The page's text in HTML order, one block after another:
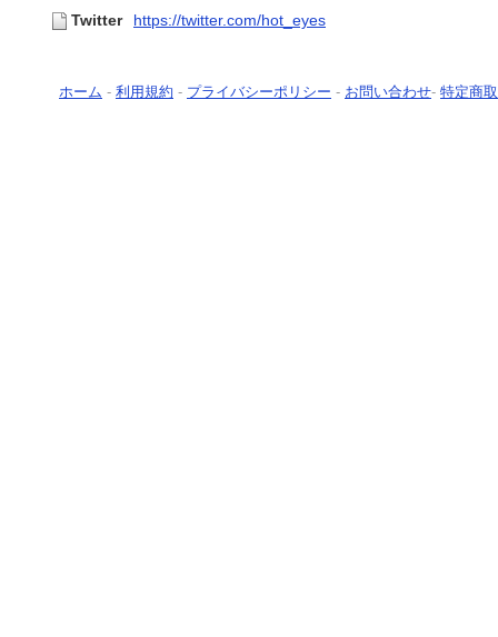
Twitter
https://twitter.com/hot_eyes
ホーム - 利用規約 - プライバシーポリシー - お問い合わせ- 特定商